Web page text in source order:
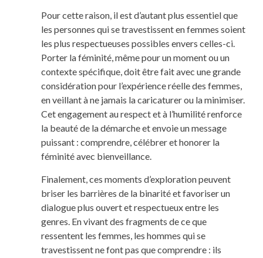
Pour cette raison, il est d’autant plus essentiel que
les personnes qui se travestissent en femmes soient
les plus respectueuses possibles envers celles-ci.
Porter la féminité, même pour un moment ou un
contexte spécifique, doit être fait avec une grande
considération pour l’expérience réelle des femmes,
en veillant à ne jamais la caricaturer ou la minimiser.
Cet engagement au respect et à l’humilité renforce
la beauté de la démarche et envoie un message
puissant : comprendre, célébrer et honorer la
féminité avec bienveillance.
Finalement, ces moments d’exploration peuvent
briser les barrières de la binarité et favoriser un
dialogue plus ouvert et respectueux entre les
genres. En vivant des fragments de ce que
ressentent les femmes, les hommes qui se
travestissent ne font pas que comprendre : ils